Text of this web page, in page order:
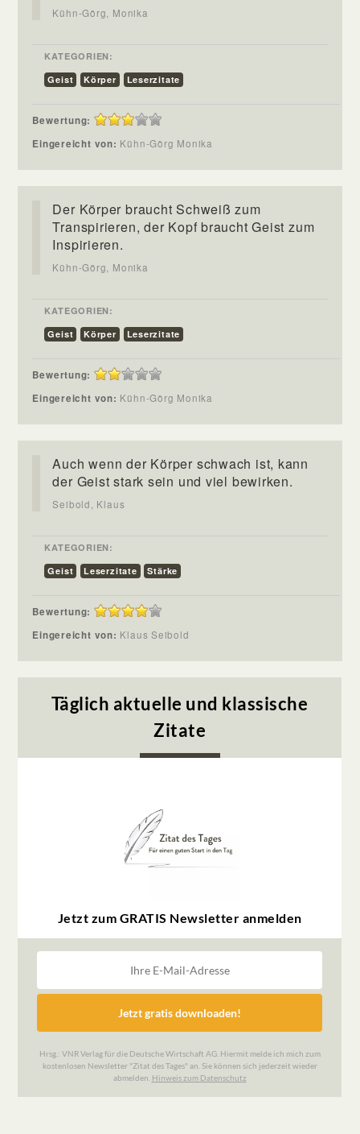
Kühn-Görg, Monika
KATEGORIEN:
Geist
Körper Leserzitate
Bewertung:
Eingereicht von: Kühn-Görg Monika
Der Körper braucht Schweiß zum
Transpirieren, der Kopf braucht Geist zum
Inspirieren.
Kühn-Görg, Monika
KATEGORIEN:
Geist
Körper Leserzitate
Bewertung:
Eingereicht von: Kühn-Görg Monika
Auch wenn der Körper schwach ist, kann
der Geist stark sein und viel bewirken.
Seibold, Klaus
KATEGORIEN:
Geist
Leserzitate Stärke
Bewertung:
Eingereicht von: Klaus Seibold